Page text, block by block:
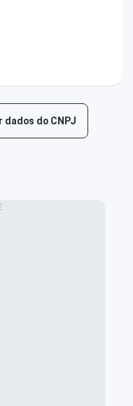
do CNPJ